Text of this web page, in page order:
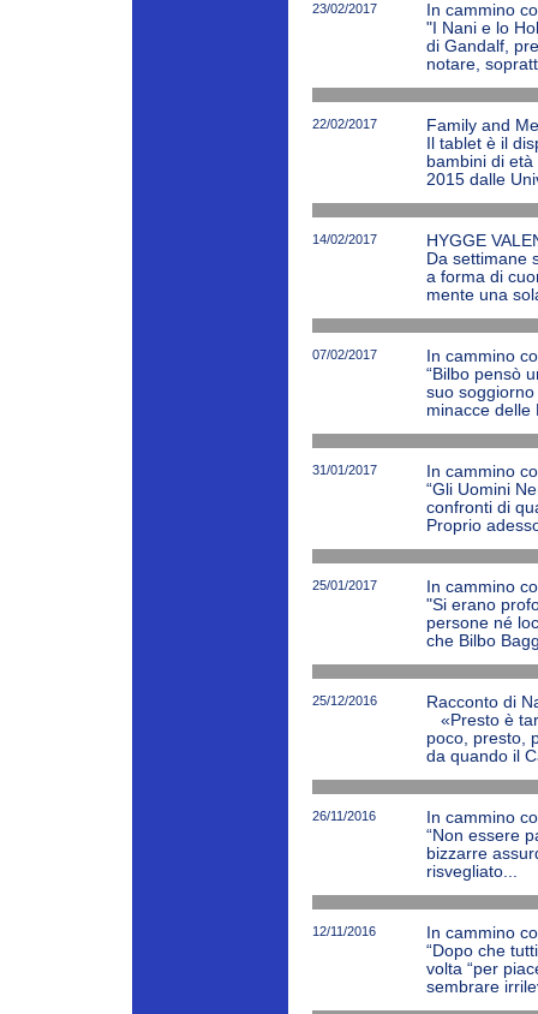
23/02/2017
In cammino
"I Nani e lo
di Gandalf,
notare,
22/02/2017
Family and
Il tablet è il
bambini di
2015 dalle
14/02/2017
HYGGE
Da settimane
a forma di
mente una
07/02/2017
In cammino
“Bilbo pensò
suo
minacce delle
31/01/2017
In cammino
“Gli Uomini
confronti di
Proprio
25/01/2017
In cammino
"Si erano
persone né
che Bilbo
25/12/2016
Racconto di
«Presto è
poco, presto,
da quando il
26/11/2016
In cammino
“Non essere
bizzarre
risvegliato...
12/11/2016
In cammino
“Dopo che
volta “per
sembrare